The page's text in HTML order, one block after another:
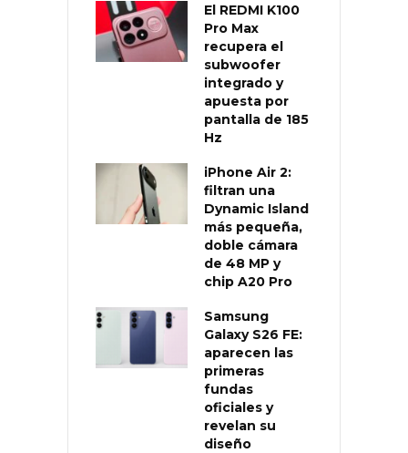
El REDMI K100
Pro Max
recupera el
subwoofer
integrado y
apuesta por
pantalla de 185
Hz
iPhone Air 2:
filtran una
Dynamic Island
más pequeña,
doble cámara
de 48 MP y
chip A20 Pro
Samsung
Galaxy S26 FE:
aparecen las
primeras
fundas
oficiales y
revelan su
diseño